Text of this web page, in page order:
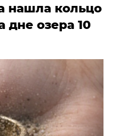
нашла кольцо
озера 10